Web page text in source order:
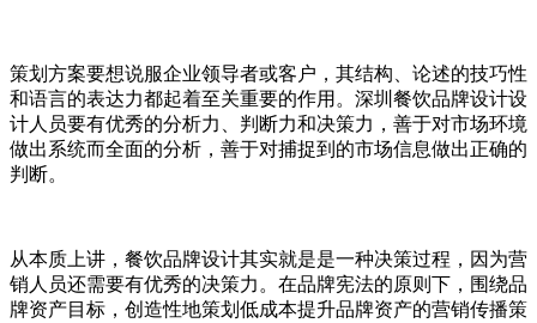
策划方案要想说服企业领导者或客户，其结构、论述的技巧性
和语言的表达力都起着至关重要的作用。深圳餐饮品牌设计设
计人员要有优秀的分析力、判断力和决策力，善于对市场环境
做出系统而全面的分析，善于对捕捉到的市场信息做出正确的
判断。
从本质上讲，餐饮品牌设计其实就是是一种决策过程，因为营
销人员还需要有优秀的决策力。在品牌宪法的原则下，围绕品
牌资产目标，创造性地策划低成本提升品牌资产的营销传播策